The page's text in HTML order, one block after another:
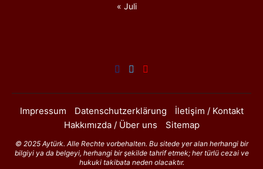
« Juli
Impressum Datenschutzerklärung
İletişim / Kontakt
Hakkımızda / Über uns
Sitemap
© 2025 Aytürk. Alle Rechte vorbehalten. Bu sitede yer alan herhangi bir
bilgiyi ya da belgeyi, herhangi bir şekilde tahrif etmek; her türlü cezai ve
hukuki takibata neden olacaktır.